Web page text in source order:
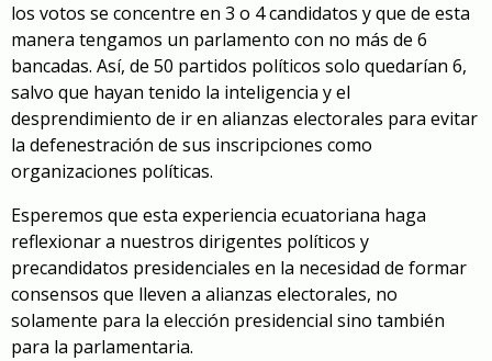
los votos se concentre en 3 o 4 candidatos y que de esta
manera tengamos un parlamento con no más de 6
bancadas. Así, de 50 partidos políticos solo quedarían 6,
salvo que hayan tenido la inteligencia y el
desprendimiento de ir en alianzas electorales para evitar
la defenestración de sus inscripciones como
organizaciones políticas.
Esperemos que esta experiencia ecuatoriana haga
reflexionar a nuestros dirigentes políticos y
precandidatos presidenciales en la necesidad de formar
consensos que lleven a alianzas electorales, no
solamente para la elección presidencial sino también
para la parlamentaria.